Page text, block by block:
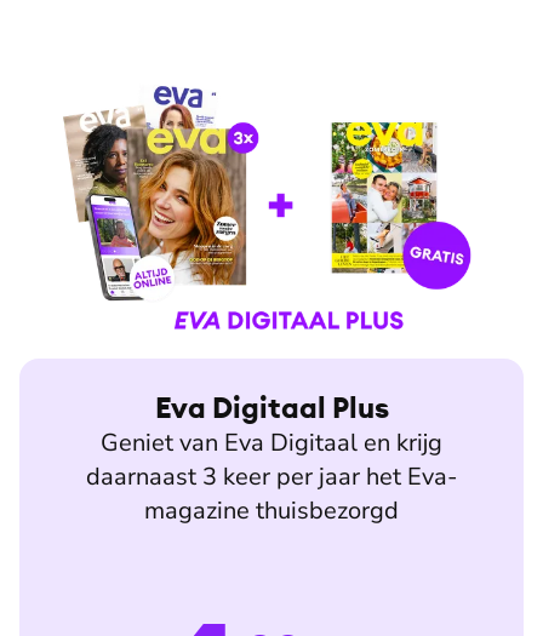
Eva Digitaal Plus
Geniet van Eva Digitaal en krijg
daarnaast 3 keer per jaar het Eva-
magazine thuisbezorgd